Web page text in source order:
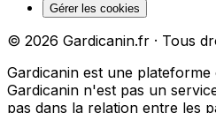
Gérer les cookies
© 2026 Gardicanin.fr · Tous
Gardicanin est une plateforme
Gardicanin n'est pas un
pas dans la relation entre les